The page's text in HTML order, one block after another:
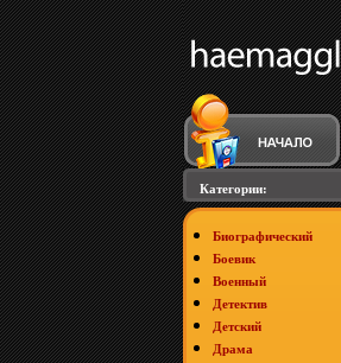
Категории:
Биографический
Боевик
Военный
Детектив
Детский
Драма